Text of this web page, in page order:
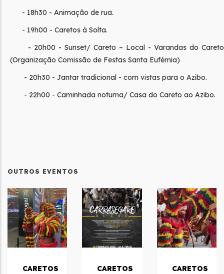
- 18h30 - Animação de rua.
- 19h00 - Caretos à Solta.
- 20h00 - Sunset/ Careto – Local - Varandas do Careto
(Organização Comissão de Festas Santa Eufémia)
- 20h30 - Jantar tradicional - com vistas para o Azibo.
- 22h00 - Caminhada noturna/ Casa do Careto ao Azibo.
OUTROS EVENTOS
CARETOS CARETOS CARETOS